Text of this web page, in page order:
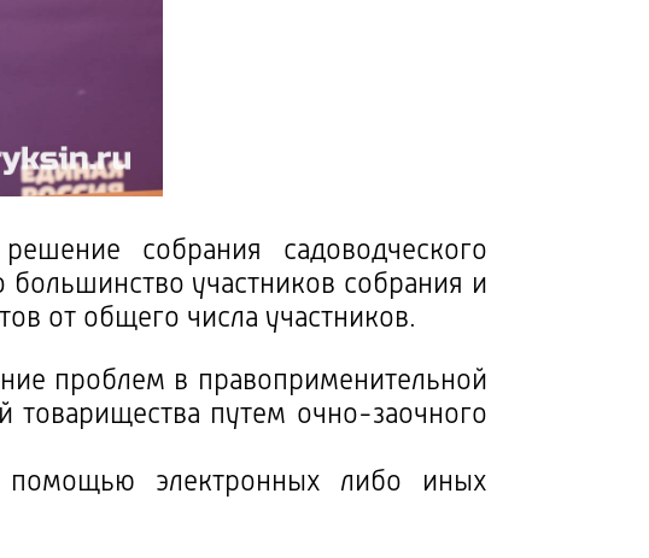
собрания садоводческого
большинство участников собрания и
от общего числа участников.
проблем в правоприменительной
товарищества путем очно-заочного
помощью электронных либо иных